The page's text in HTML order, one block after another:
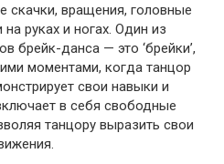
скачки, вращения, головные
руках и ногах. Один из
брейк-данса — это ‘брейки’,
моментами, когда танцор
свои навыки и
в себя свободные
танцору выразить свои